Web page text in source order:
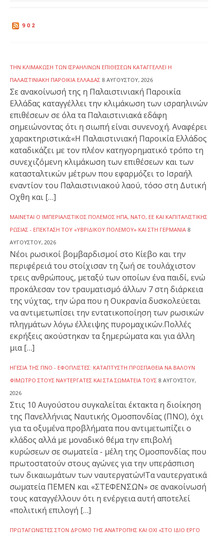
902
ΤΗΝ ΚΛΙΜΆΚΩΣΗ ΤΩΝ ΙΣΡΑΗΛΙΝΏΝ ΕΠΙΘΈΣΕΩΝ ΚΑΤΑΓΓΈΛΛΕΙ Η
ΠΑΛΑΙΣΤΙΝΙΑΚΉ ΠΑΡΟΙΚΊΑ ΕΛΛΆΔΑΣ 8 ΑΥΓΟΎΣΤΟΥ, 2026
Σε ανακοίνωσή της η Παλαιστινιακή Παροικία
Ελλάδας καταγγέλλει την κλιμάκωση των ισραηλινών
επιθέσεων σε όλα τα Παλαιστινιακά εδάφη
σημειώνοντας ότι η σιωπή είναι συνενοχή. Αναφέρει
χαρακτηριστικά:«Η Παλαιστινιακή Παροικία Ελλάδος
καταδικάζει με τον πλέον κατηγορηματικό τρόπο τη
συνεχιζόμενη κλιμάκωση των επιθέσεων και των
κατασταλτικών μέτρων που εφαρμόζει το Ισραήλ
εναντίον του Παλαιστινιακού λαού, τόσο στη Δυτική
Οχθη και […]
ΜΑΊΝΕΤΑΙ Ο ΙΜΠΕΡΙΑΛΙΣΤΙΚΌΣ ΠΌΛΕΜΟΣ ΗΠΑ, ΝΑΤΟ, ΕΕ ΚΑΙ ΚΑΠΙΤΑΛΙΣΤΙΚΉΣ
ΡΩΣΊΑΣ - ΕΠΈΚΤΑΣΗ ΤΟΥ «ΥΒΡΙΔΙΚΟΎ ΠΟΛΈΜΟΥ» ΚΑΙ ΣΤΗ ΓΕΡΜΑΝΊΑ 8
ΑΥΓΟΎΣΤΟΥ, 2026
Νέοι ρωσικοί βομβαρδισμοί στο Κίεβο και την
περιφέρειά του στοίχισαν τη ζωή σε τουλάχιστον
τρεις ανθρώπους, μεταξύ των οποίων ένα παιδί, ενώ
προκάλεσαν τον τραυματισμό άλλων 7 στη διάρκεια
της νύχτας, την ώρα που η Ουκρανία δυσκολεύεται
να αντιμετωπίσει την εντατικοποίηση των ρωσικών
πληγμάτων λόγω έλλειψης πυρομαχικών.Πολλές
εκρήξεις ακούστηκαν τα ξημερώματα και για άλλη
μια […]
ΗΓΕΣΊΑ ΤΗΣ ΠΝΟ - ΕΦΟΠΛΙΣΤΈΣ: ΚΑΤΆΠΤΥΣΤΗ ΠΡΟΣΠΆΘΕΙΑ ΝΑ ΒΆΛΟΥΝ
ΦΊΜΩΤΡΟ ΣΤΟΥΣ ΝΑΥΤΕΡΓΆΤΕΣ ΚΑΙ ΣΤΑ ΣΩΜΑΤΕΊΑ ΤΟΥΣ 8 ΑΥΓΟΎΣΤΟΥ,
2026
Στις 10 Αυγούστου συγκαλείται έκτακτα η διοίκηση
της Πανελλήνιας Ναυτικής Ομοσπονδίας (ΠΝΟ), όχι
για τα οξυμένα προβλήματα που αντιμετωπίζει ο
κλάδος αλλά με μοναδικό θέμα την επιβολή
κυρώσεων σε σωματεία - μέλη της Ομοσπονδίας που
πρωτοστατούν στους αγώνες για την υπεράσπιση
των δικαιωμάτων των ναυτεργατών!Τα ναυτεργατικά
σωματεία ΠΕΜΕΝ και «ΣΤΕΦΕΝΣΩΝ» σε ανακοίνωσή
τους καταγγέλλουν ότι η ενέργεια αυτή αποτελεί
«πολιτική επιλογή […]
ΠΡΩΤΑΓΩΝΙΣΤΈΣ ΣΤΟΝ ΔΡΌΜΟ ΤΗΣ ΑΝΑΤΡΟΠΉΣ ΚΑΙ ΌΧΙ «ΣΤΟ ΊΔΙΟ ΈΡΓΟ